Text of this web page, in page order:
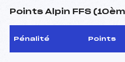
Points Alpin FFS
Pénalité Points